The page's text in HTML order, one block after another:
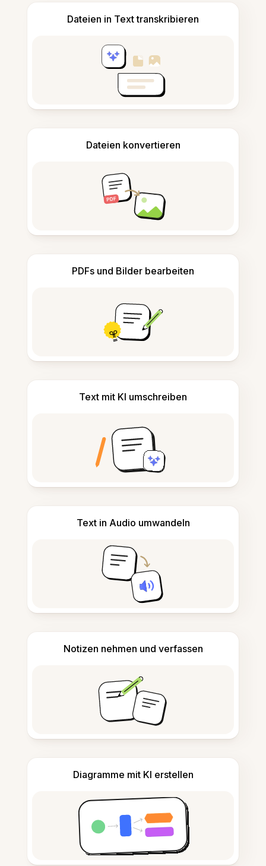
Dateien in Text transkribieren
Dateien konvertieren
PDFs und Bilder bearbeiten
Text mit KI umschreiben
Text in Audio umwandeln
Notizen nehmen und verfassen
Diagramme mit KI erstellen